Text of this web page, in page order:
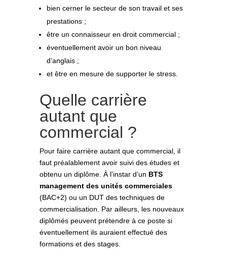
bien cerner le secteur de son travail et ses
prestations ;
être un connaisseur en droit commercial ;
éventuellement avoir un bon niveau
d’anglais ;
et être en mesure de supporter le stress.
Quelle carrière
autant que
commercial ?
Pour faire carrière autant que commercial, il
faut préalablement avoir suivi des études et
obtenu un diplôme. À l’instar d’un BTS
management des unités commerciales
(BAC+2) ou un DUT des techniques de
commercialisation. Par ailleurs, les nouveaux
diplômés peuvent prétendre à ce poste si
éventuellement ils auraient effectué des
formations et des stages.